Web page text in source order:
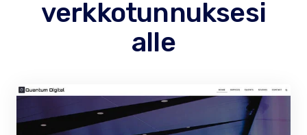
verkkotunnuksesi
alle